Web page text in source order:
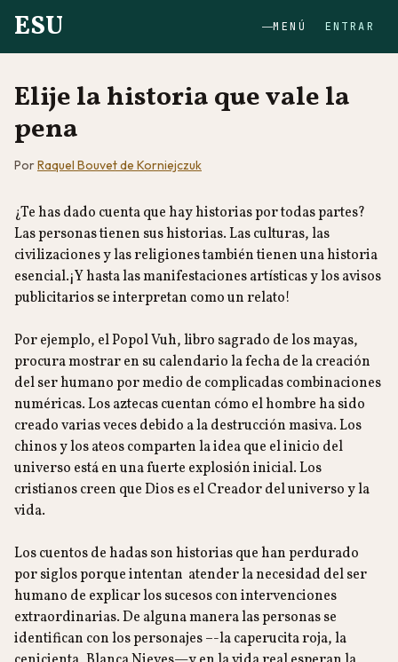
ESU MENÚ ENTRAR
Elije la historia que vale la
pena
PorRaquel Bouvet de Korniejczuk
¿Te has dado cuenta que hay historias por todas partes?
Las personas tienen sus historias. Las culturas, las
civilizaciones y las religiones también tienen una historia
esencial.¡Y hasta las manifestaciones artísticas y los avisos
publicitarios se interpretan como un relato!
Por ejemplo, el Popol Vuh, libro sagrado de los mayas,
procura mostrar en su calendario la fecha de la creación
del ser humano por medio de complicadas combinaciones
numéricas. Los aztecas cuentan cómo el hombre ha sido
creado varias veces debido a la destrucción masiva. Los
chinos y los ateos comparten la idea que el inicio del
universo está en una fuerte explosión inicial. Los
cristianos creen que Dios es el Creador del universo y la
vida.
Los cuentos de hadas son historias que han perdurado
por siglos porque intentan atender la necesidad del ser
humano de explicar los sucesos con intervenciones
extraordinarias. De alguna manera las personas se
identifican con los personajes –-la caperucita roja, la